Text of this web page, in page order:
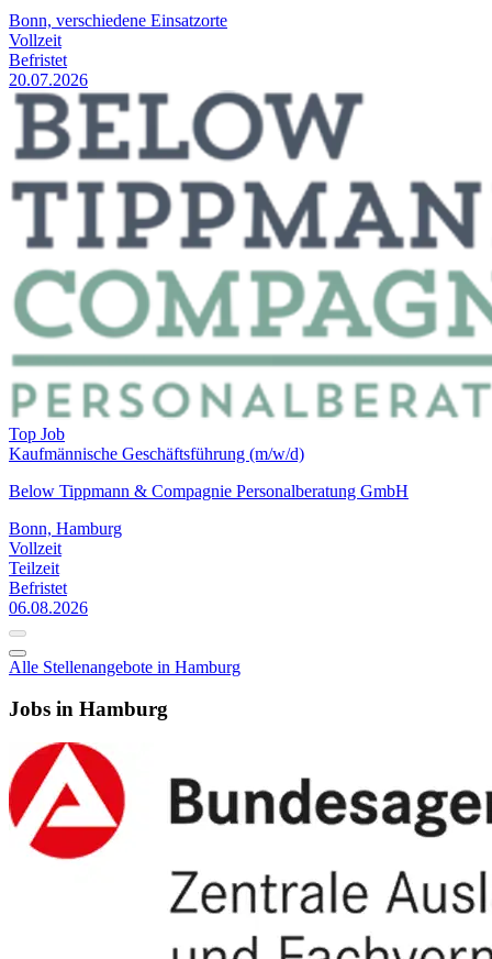
Bonn, verschiedene Einsatzorte
Vollzeit
Befristet
20.07.2026
Top Job
Kaufmännische Geschäftsführung (m/w/d)
Below Tippmann & Compagnie Personalberatung GmbH
Bonn, Hamburg
Vollzeit
Teilzeit
Befristet
06.08.2026
Alle Stellenangebote in Hamburg
Jobs in Hamburg